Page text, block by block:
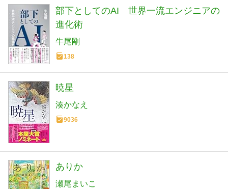
部下としてのAI 世界一流エンジニアの
進化術
牛尾剛
138
暁星
湊かなえ
9036
ありか
瀬尾まいこ